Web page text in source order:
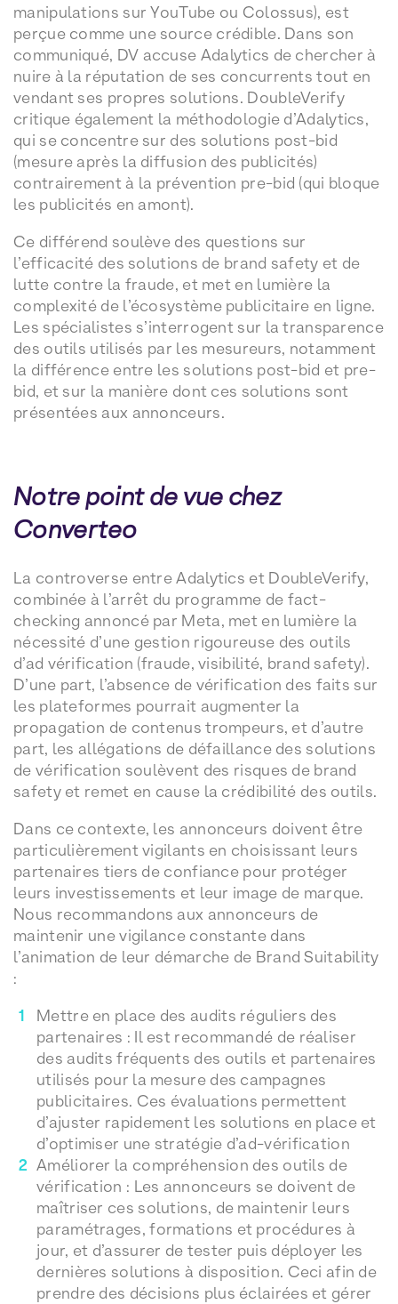
manipulations sur YouTube ou Colossus), est
perçue comme une source crédible. Dans son
communiqué, DV accuse Adalytics de chercher à
nuire à la réputation de ses concurrents tout en
vendant ses propres solutions. DoubleVerify
critique également la méthodologie d’Adalytics,
qui se concentre sur des solutions post-bid
(mesure après la diffusion des publicités)
contrairement à la prévention pre-bid (qui bloque
les publicités en amont).
Ce différend soulève des questions sur
l’efficacité des solutions de brand safety et de
lutte contre la fraude, et met en lumière la
complexité de l’écosystème publicitaire en ligne.
Les spécialistes s’interrogent sur la transparence
des outils utilisés par les mesureurs, notamment
la différence entre les solutions post-bid et pre-
bid, et sur la manière dont ces solutions sont
présentées aux annonceurs.
Notre point de vue chez
Converteo
La controverse entre Adalytics et DoubleVerify,
combinée à l’arrêt du programme de fact-
checking annoncé par Meta, met en lumière la
nécessité d’une gestion rigoureuse des outils
d’ad vérification (fraude, visibilité, brand safety).
D’une part, l’absence de vérification des faits sur
les plateformes pourrait augmenter la
propagation de contenus trompeurs, et d’autre
part, les allégations de défaillance des solutions
de vérification soulèvent des risques de brand
safety et remet en cause la crédibilité des outils.
Dans ce contexte, les annonceurs doivent être
particulièrement vigilants en choisissant leurs
partenaires tiers de confiance pour protéger
leurs investissements et leur image de marque.
Nous recommandons aux annonceurs de
maintenir une vigilance constante dans
l’animation de leur démarche de Brand Suitability
:
Mettre en place des audits réguliers des
partenaires : Il est recommandé de réaliser
des audits fréquents des outils et partenaires
utilisés pour la mesure des campagnes
publicitaires. Ces évaluations permettent
d’ajuster rapidement les solutions en place et
d’optimiser une stratégie d’ad-vérification
Améliorer la compréhension des outils de
vérification : Les annonceurs se doivent de
maîtriser ces solutions, de maintenir leurs
paramétrages, formations et procédures à
jour, et d’assurer de tester puis déployer les
dernières solutions à disposition. Ceci afin de
prendre des décisions plus éclairées et gérer